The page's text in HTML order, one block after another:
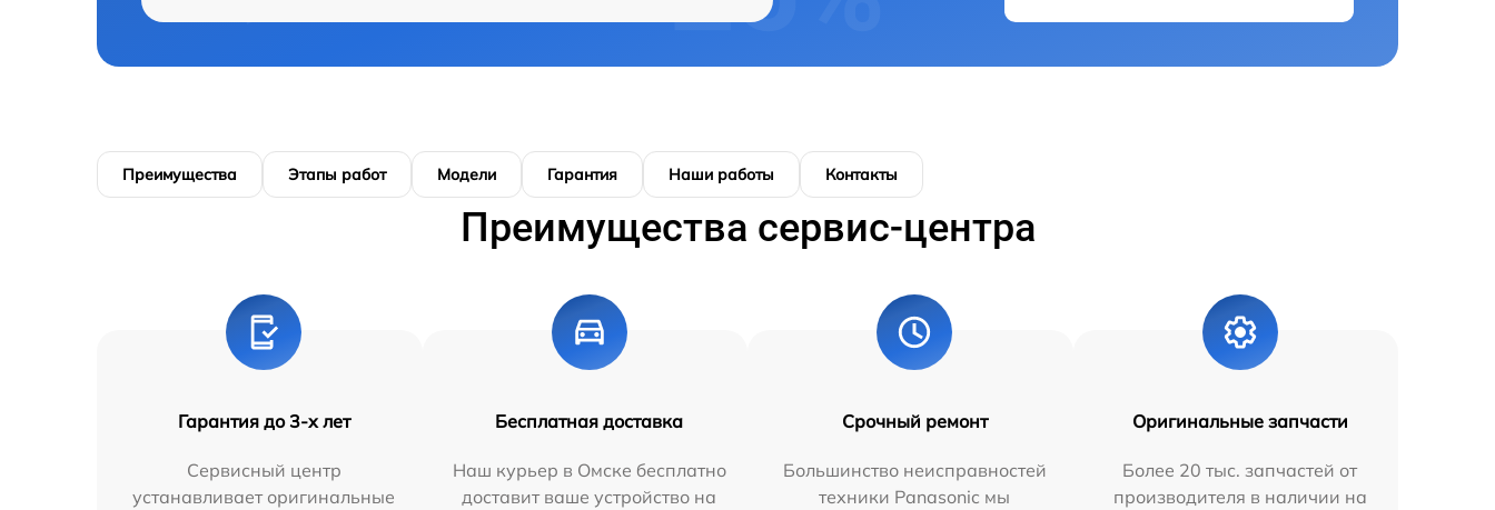
Преимущества Этапы работ Модели Гарантия Наши работы Контакты
Преимущества сервис-центра
Гарантия до 3-х лет
Сервисный центр
устанавливает оригинальные
Бесплатная доставка
Наш курьер в Омске бесплатно
доставит ваше устройство на
Срочный ремонт
Большинство неисправностей
техники Panasonic мы
Оригинальные запчасти
Более 20 тыс. запчастей от
производителя в наличии на